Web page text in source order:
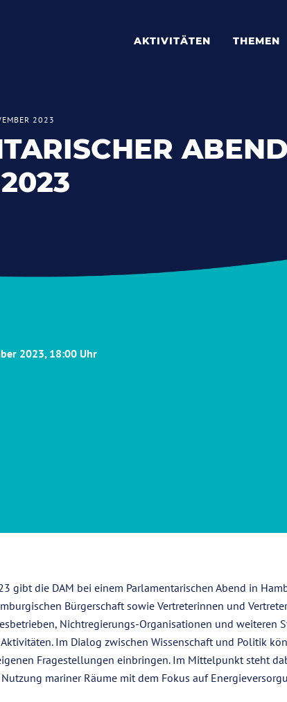
AKTIVITÄTEN THEMEN
2023
ABEND
2023, 18:00 Uhr
gibt die DAM bei einem Parlamentarischen Abend in
Bürgerschaft sowie Vertreterinnen und
Nichtregierungs-Organisationen und weiteren
Im Dialog zwischen Wissenschaft und Politik
Fragestellungen einbringen. Im Mittelpunkt steht
mariner Räume mit dem Fokus auf